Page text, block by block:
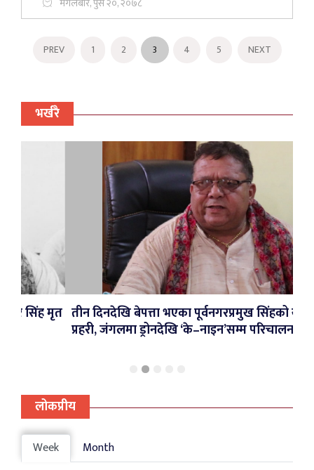
PREV 1 2 3 4 5 NEXT
भर्खरै
तीन दिनदेखि बेपत्ता भएका पूर्वनगरप्रमुख सिंहको खोजीमा
प्रहरी, जंगलमा ड्रोनदेखि ‘के–नाइन’सम्म परिचालन
लोकप्रीय
Week Month